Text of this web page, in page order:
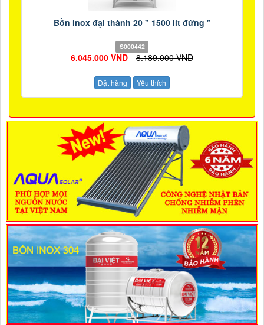
Bồn inox đại thành 20 " 1500 lít đứng "
S000442
6.045.000 VND 8.189.000 VND
Đặt hàng Yêu thích